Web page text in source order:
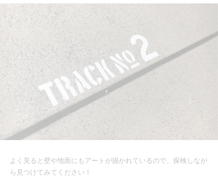
よく見ると壁や地面にもアートが描かれているので、探検しなが
ら見つけてみてください！